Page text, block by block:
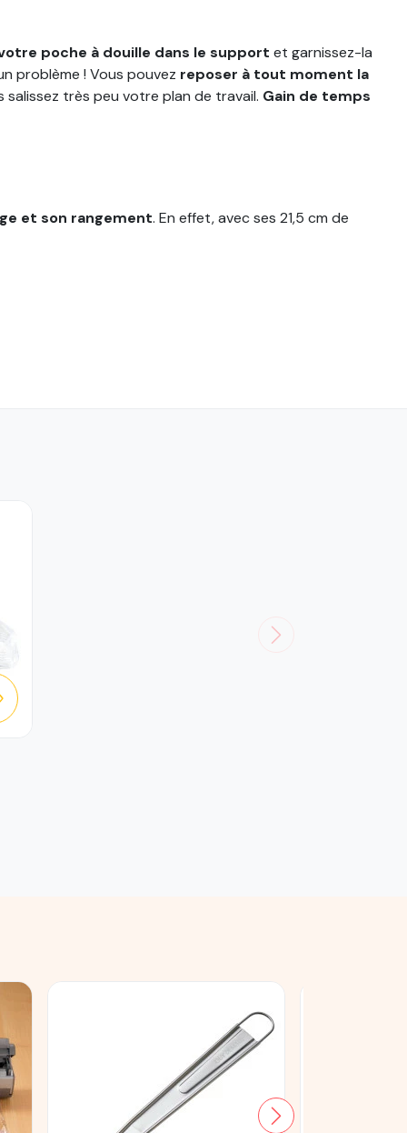
poche à douille dans le support et garnissez-la
problème ! Vous pouvez reposer à tout moment la
salissez très peu votre plan de travail. Gain de temps
et son rangement. En effet, avec ses 21,5 cm de